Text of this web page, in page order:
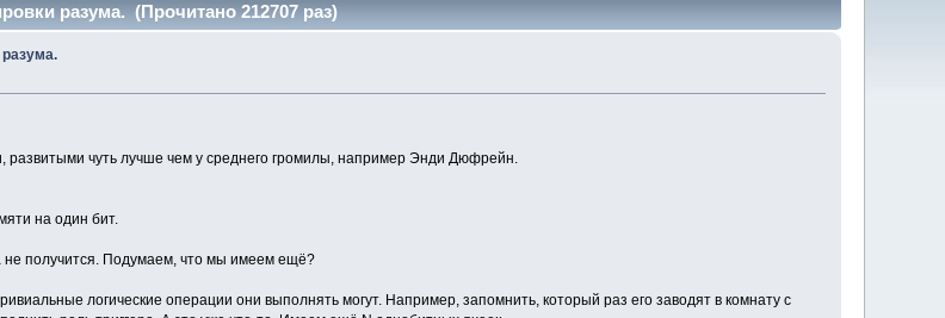
разума. (Прочитано 212707 раз)
развитыми чуть лучше чем у среднего громилы, например Энди Дюфрейн.
на один бит.
не получится. Подумаем, что мы имеем ещё?
логические операции они выполнять могут. Например, запомнить, который раз его заводят в комнату с